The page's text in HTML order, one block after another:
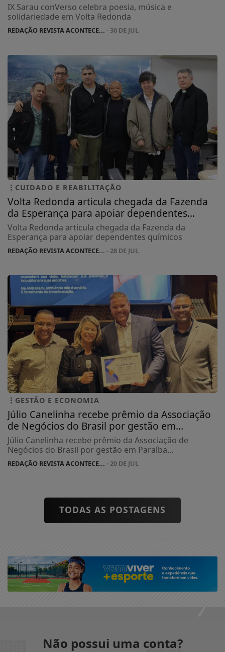
IX Sarau conVerso celebra poesia, música e
solidariedade em Volta Redonda
REDAÇÃO REVISTA ACONTECE... - 30 DE JUL
CUIDADO E REABILITAÇÃO
Volta Redonda articula chegada da Fazenda
da Esperança para apoiar dependentes...
Volta Redonda articula chegada da Fazenda da
Esperança para apoiar dependentes químicos
REDAÇÃO REVISTA ACONTECE... - 28 DE JUL
GESTÃO E ECONOMIA
Júlio Canelinha recebe prêmio da Associação
de Negócios do Brasil por gestão em...
Júlio Canelinha recebe prêmio da Associação de
Negócios do Brasil por gestão em Paraíba...
REDAÇÃO REVISTA ACONTECE... - 20 DE JUL
TODAS AS POSTAGENS
Não possui uma conta?